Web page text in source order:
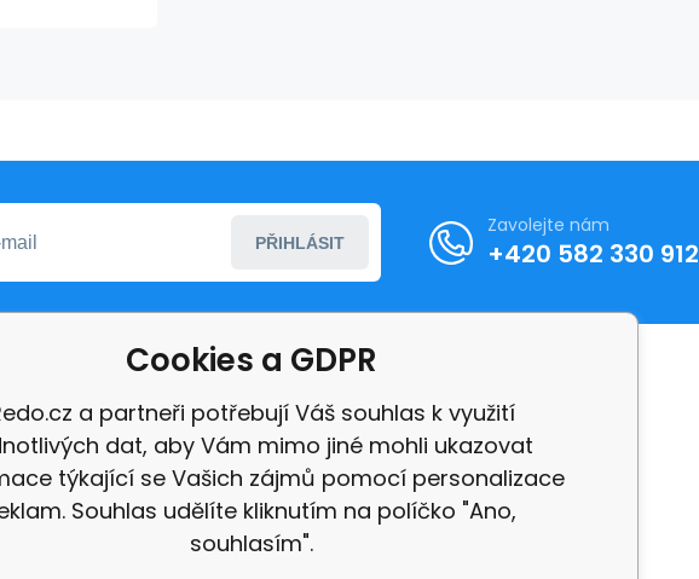
PŘIHLÁSIT
Zavolejte nám
+420 582 330 912
Cookies a GDPR
a partneři potřebují Váš souhlas k využití
dat, aby Vám mimo jiné mohli ukazovat
týkající se Vašich zájmů pomocí personalizace
Souhlas udělíte kliknutím na políčko "Ano,
souhlasím".